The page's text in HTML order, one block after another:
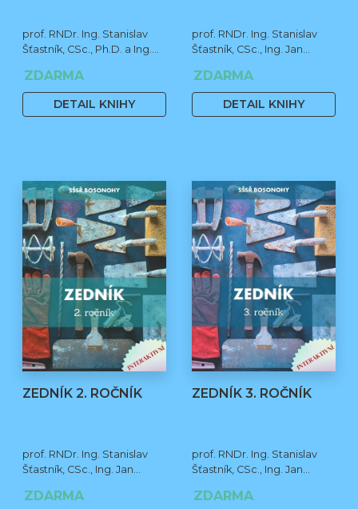
prof. RNDr. Ing. Stanislav
Šťastník, CSc., Ph.D. a Ing.
ZDARMA
DETAIL KNIHY
prof. RNDr. Ing. Stanislav
Šťastník, CSc., Ing. Jan
Stehno
ZDARMA
DETAIL KNIHY
ZEDNÍK 2. ROČNÍK
prof. RNDr. Ing. Stanislav
Šťastník, CSc., Ing. Jan
Stehno
ZDARMA
ZEDNÍK 3. ROČNÍK
prof. RNDr. Ing. Stanislav
Šťastník, CSc., Ing. Jan
Stehno
ZDARMA